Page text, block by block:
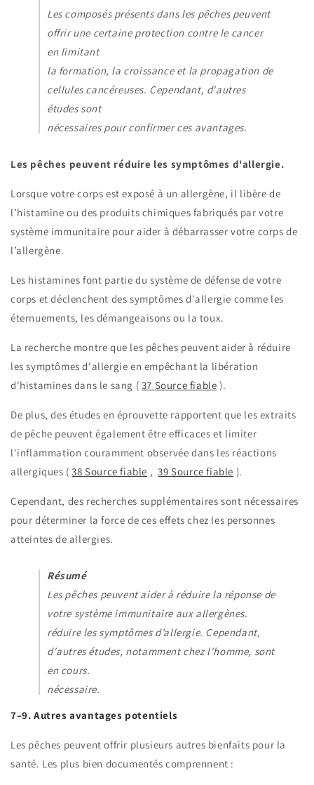
Les composés présents dans les pêches peuvent
offrir une certaine protection contre le cancer
en limitant
la formation, la croissance et la propagation de
cellules cancéreuses. Cependant, d'autres
études sont
nécessaires pour confirmer ces avantages.
Les pêches peuvent réduire les symptômes d'allergie.
Lorsque votre corps est exposé à un allergène, il libère de
l’histamine ou des produits chimiques fabriqués par votre
système immunitaire pour aider à débarrasser votre corps de
l’allergène.
Les histamines font partie du système de défense de votre
corps et déclenchent des symptômes d'allergie comme les
éternuements, les démangeaisons ou la toux.
La recherche montre que les pêches peuvent aider à réduire
les symptômes d'allergie en empêchant la libération
d'histamines dans le sang ( 37 Source fiable ).
De plus, des études en éprouvette rapportent que les extraits
de pêche peuvent également être efficaces et limiter
l'inflammation couramment observée dans les réactions
allergiques (38Source fiable , 39Source fiable ).
Cependant, des recherches supplémentaires sont nécessaires
pour déterminer la force de ces effets chez les personnes
atteintes de allergies.
Résumé
Les pêches peuvent aider à réduire la réponse de
votre système immunitaire aux allergènes.
réduire les symptômes d’allergie. Cependant,
d'autres études, notamment chez l'homme, sont
en cours.
nécessaire.
7–9. Autres avantages potentiels
Les pêches peuvent offrir plusieurs autres bienfaits pour la
santé. Les plus bien documentés comprennent :